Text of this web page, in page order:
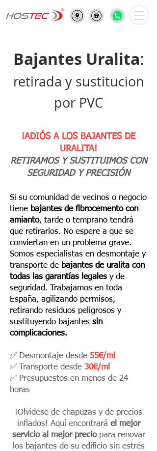
Bajantes Uralita:
retirada y sustitucion
por PVC
¡ADIÓS A LOS BAJANTES DE
URALITA!
RETIRAMOS Y SUSTITUIMOS CON
SEGURIDAD Y PRECISIÓN
Si su comunidad de vecinos o negocio
tiene bajantes de fibrocemento con
amianto, tarde o temprano tendrá
que retirarlos. No espere a que se
conviertan en un problema grave.
Somos especialistas en desmontaje y
transporte de bajantes de uralita con
todas las garantías legales y de
seguridad. Trabajamos en toda
España, agilizando permisos,
retirando residuos peligrosos y
sustituyendo bajantes sin
complicaciones.
✅ Desmontaje desde 55€/ml
✅ Transporte desde 30€/ml
✅ Presupuestos en menos de 24
horas
¡Olvídese de chapuzas y de precios
inflados! Aquí encontrará el mejor
servicio al mejor preciopara renovar
los bajantes de su edificio sin estrés